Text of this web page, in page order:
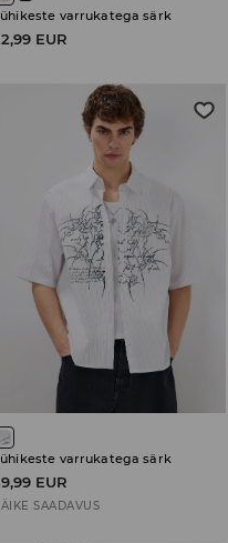
varrukatega särk
EUR
varrukatega särk
EUR
SAADAVUS